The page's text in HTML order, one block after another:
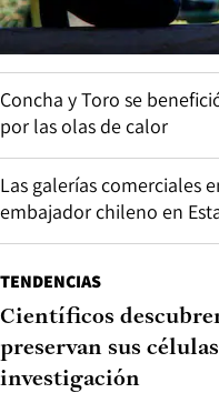
Concha y Toro se
por las olas de calor
Las galerías comerciales
embajador chileno en
TENDENCIAS
Científicos
preservan sus
investigación